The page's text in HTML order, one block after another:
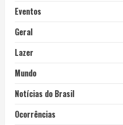
Eventos
Geral
Lazer
Mundo
Notícias do Brasil
Ocorrências